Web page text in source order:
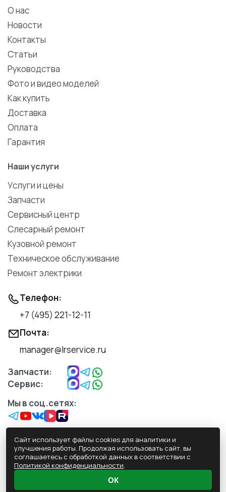
О нас
Новости
Контакты
Статьи
Руководства
Фото и видео моделей
Как купить
Доставка
Оплата
Гарантия
Наши услуги
Услуги и цены
Запчасти
Сервисный центр
Слесарный ремонт
Кузовной ремонт
Техническое обслуживание
Ремонт электрики
Телефон:
+7 (495) 221-12-11
Почта:
manager@lrservice.ru
Запчасти:
Сервис:
Мы в соц.сетях:
Обработка персональных данных
Пользовательское Соглашение
Сайт использует файлы cookies для аналитики и
улучшения работы. Продолжая использовать сайт, вы
соглашаетесь с обработкой данных в соответствии с
Политикой конфиденциальности.
ОК